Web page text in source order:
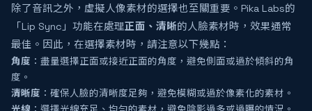
除了音訊之外，虛擬人像素材的選擇也至關重要。Pika Labs的
「Lip Sync」功能在處理正面、清晰的人臉素材時，效果通常
最佳。因此，在選擇素材時，請注意以下幾點：
角度 ：盡量選擇正面或接近正面的角度，避免側面或過於傾斜的角
度。
清晰度 ：確保人臉的清晰度足夠，避免模糊或過於像素化的素材。